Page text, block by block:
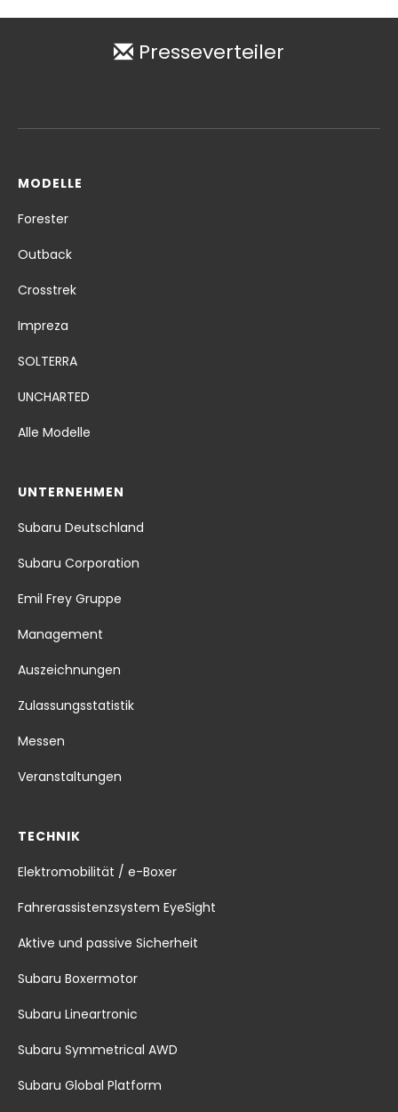
Presseverteiler
MODELLE
Forester
Outback
Crosstrek
Impreza
SOLTERRA
UNCHARTED
Alle Modelle
UNTERNEHMEN
Subaru Deutschland
Subaru Corporation
Emil Frey Gruppe
Management
Auszeichnungen
Zulassungsstatistik
Messen
Veranstaltungen
TECHNIK
Elektromobilität / e-Boxer
Fahrerassistenzsystem EyeSight
Aktive und passive Sicherheit
Subaru Boxermotor
Subaru Lineartronic
Subaru Symmetrical AWD
Subaru Global Platform